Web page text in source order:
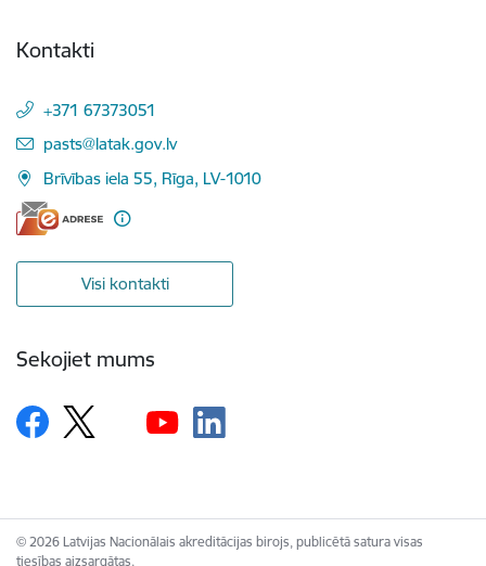
Kontakti
+371 67373051
E-pasts:
pasts@latak.gov.lv
Brīvības iela 55, Rīga, LV-1010
Visi kontakti
Sekojiet mums
© 2026 Latvijas Nacionālais akreditācijas birojs, publicētā satura visas
tiesības aizsargātas.